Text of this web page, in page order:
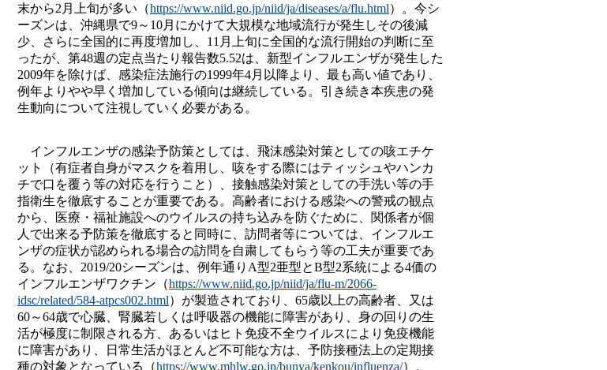
末から2月上旬が多い（https://www.niid.go.jp/niid/ja/diseases/a/flu.html）。今シ
ーズンは、沖縄県で9～10月にかけて大規模な地域流行が発生しその後減
少、さらに全国的に再度増加し、11月上旬に全国的な流行開始の判断に至
ったが、第48週の定点当たり報告数5.52は、新型インフルエンザが発生した
2009年を除けば、感染症法施行の1999年4月以降より、最も高い値であり、
例年よりやや早く増加している傾向は継続している。引き続き本疾患の発
生動向について注視していく必要がある。
インフルエンザの感染予防策としては、飛沫感染対策としての咳エチケ
ット（有症者自身がマスクを着用し、咳をする際にはティッシュやハンカ
チで口を覆う等の対応を行うこと）、接触感染対策としての手洗い等の手
指衛生を徹底することが重要である。高齢者における感染への警戒の観点
から、医療・福祉施設へのウイルスの持ち込みを防ぐために、関係者が個
人で出来る予防策を徹底すると同時に、訪問者等については、インフルエ
ンザの症状が認められる場合の訪問を自粛してもらう等の工夫が重要であ
る。なお、2019/20シーズンは、例年通りA型2亜型とB型2系統による4価の
インフルエンザワクチン（https://www.niid.go.jp/niid/ja/flu-m/2066-
idsc/related/584-atpcs002.html）が製造されており、65歳以上の高齢者、又は
60～64歳で心臓、腎臓若しくは呼吸器の機能に障害があり、身の回りの生
活が極度に制限される方、あるいはヒト免疫不全ウイルスにより免疫機能
に障害があり、日常生活がほとんど不可能な方は、予防接種法上の定期接
種の対象となっている（https://www.mhlw.go.jp/bunya/kenkou/influenza/）。